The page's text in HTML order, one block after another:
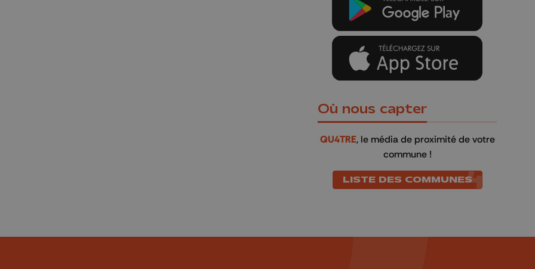
Où nous capter
QU4TRE, le média de proximité de votre
commune !
LISTE DES COMMUNES